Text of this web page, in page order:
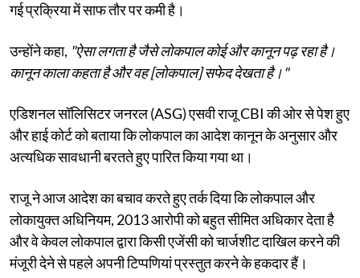
गई प्रक्रिया में साफ तौर पर कमी है।
उन्होंने कहा, "ऐसा लगता है जैसे लोकपाल कोई और कानून पढ़ रहा है।
कानून काला कहता है और वह [लोकपाल] सफेद देखता है।"
एडिशनल सॉलिसिटर जनरल (ASG) एसवी राजू CBI की ओर से पेश हुए
और हाई कोर्ट को बताया कि लोकपाल का आदेश कानून के अनुसार और
अत्यधिक सावधानी बरतते हुए पारित किया गया था।
राजू ने आज आदेश का बचाव करते हुए तर्क दिया कि लोकपाल और
लोकायुक्त अधिनियम, 2013 आरोपी को बहुत सीमित अधिकार देता है
और वे केवल लोकपाल द्वारा किसी एजेंसी को चार्जशीट दाखिल करने की
मंजूरी देने से पहले अपनी टिप्पणियां प्रस्तुत करने के हकदार हैं।